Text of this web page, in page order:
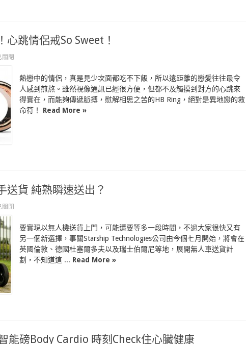
心跳情侶戒So Sweet！
關閉
熱戀中的情侶，真是見少次面都吃不下飯，所以遠距離的戀愛往往最令
人感到煎熬。雖然視像通訊已經很方便，但都不及觸摸到對方的心跳來
得實在，而能夠傳遞脈搏，慰解相思之苦的HB Ring，絕對是異地戀的救
命符！ Read More »
送貨 純熟瞬速送出？
關閉
要實現以無人機送貨上門，可能還要等多一段時間，不過大家很快又有
另一個新選擇，事關Starship Technologies公司由今個七月開始，將會在
英國倫敦、德國杜塞爾多夫以及瑞士伯爾尼等地，展開無人車送貨計
劃，不知道這 ... Read More »
能磅Body Cardio 時刻Check住心臟健康